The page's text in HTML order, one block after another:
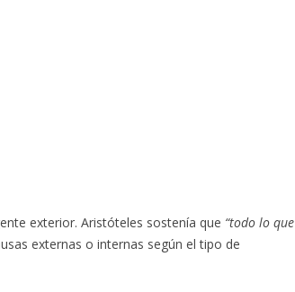
exterior. Aristóteles sostenía que “todo lo que
externas o internas según el tipo de